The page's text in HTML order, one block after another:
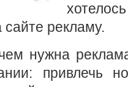
сайте рекламу.
нужна
привлечь